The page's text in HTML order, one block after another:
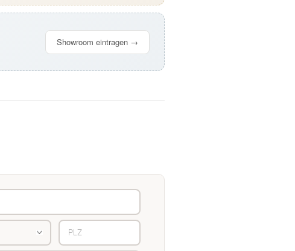
Showroom eintragen →